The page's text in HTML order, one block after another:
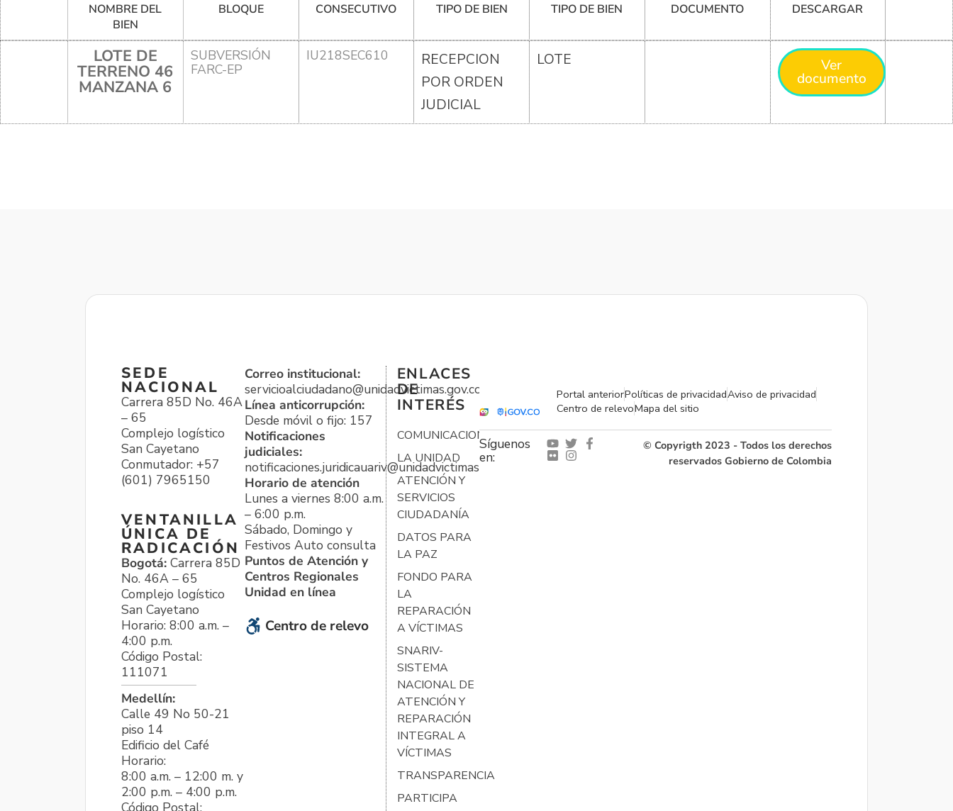
NOMBRE DEL
BIEN
BLOQUE CONSECUTIVO TIPO DE BIEN TIPO DE BIEN DOCUMENTO DESCARGAR
LOTE DE
TERRENO 46
MANZANA 6
SUBVERSIÓN
FARC-EP
IU218SEC610
RECEPCION
POR ORDEN
JUDICIAL
LOTE Ver
documento
SEDE
NACIONAL
Carrera 85D No. 46A
– 65
Complejo logístico
San Cayetano
Conmutador: +57
(601) 7965150
VENTANILLA
ÚNICA DE
RADICACIÓN
Bogotá: Carrera 85D
No. 46A – 65
Complejo logístico
San Cayetano
Horario: 8:00 a.m. –
4:00 p.m.
Código Postal:
111071
Medellín:
Calle 49 No 50-21
piso 14
Edificio del Café
Horario:
8:00 a.m. – 12:00 m. y
2:00 p.m. – 4:00 p.m.
Correo institucional:
servicioalciudadano@unidadvictimas.gov.co
Línea anticorrupción:
Desde móvil o fijo: 157
Notificaciones
judiciales:
notificaciones.juridicauariv@unidadvictimas.gov.co
Horario de atención
Lunes a viernes 8:00 a.m.
– 6:00 p.m.
Sábado, Domingo y
Festivos Auto consulta
Puntos de Atención y
Centros Regionales
Unidad en línea
Centro de relevo
ENLACES
DE
INTERÉS
COMUNICACIONES
LA UNIDAD
ATENCIÓN Y
SERVICIOS
CIUDADANÍA
DATOS PARA
LA PAZ
FONDO PARA
LA
REPARACIÓN
A VÍCTIMAS
SNARIV-
SISTEMA
NACIONAL DE
ATENCIÓN Y
REPARACIÓN
INTEGRAL A
VÍCTIMAS
TRANSPARENCIA
PARTICIPA
Portal anteriorPolíticas de privacidadAviso de privacidad
Centro de relevoMapa del sitio
Síguenos
en:
© Copyrigth 2023 - Todos los derechos
reservados Gobierno de Colombia